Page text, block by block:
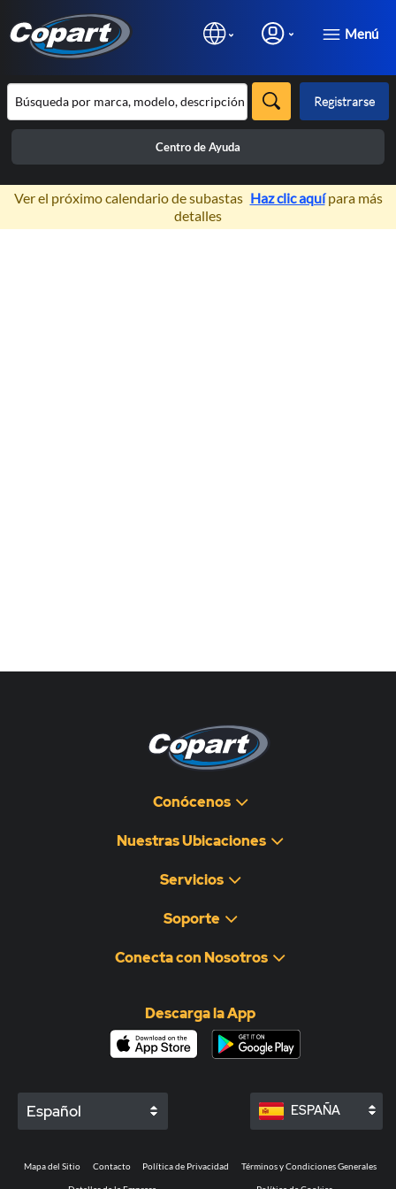
Menú
Registrarse
Centro de Ayuda
×
Ver el próximo calendario de subastas Haz clic aquípara más
detalles
Conócenos
Nuestras Ubicaciones
Servicios
Soporte
Conecta con Nosotros
Descarga la App
Español ESPAÑA
Mapa del Sitio Contacto Política de Privacidad Términos y Condiciones Generales